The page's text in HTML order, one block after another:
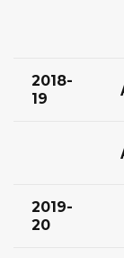
2018-
19
2019-
20